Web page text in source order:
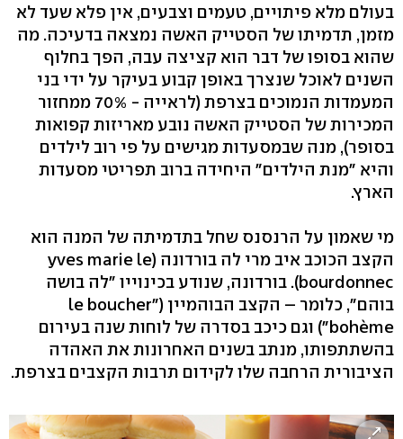
בעולם מלא פיתויים, טעמים וצבעים, אין פלא שעד לא
מזמן, תדמיתו של הסטייק האשה נמצאה בדעיכה. מה
שהוא בסופו של דבר הוא קציצה עבה, הפך בחלוף
השנים לאוכל שנצרך באופן קבוע בעיקר על ידי בני
המעמדות הנמוכים בצרפת (לראייה - 70% ממחזור
המכירות של הסטייק האשה נובע מאריזות קפואות
בסופר), מנה שבמסעדות מגישים על פי רוב לילדים
והיא "מנת הילדים" היחידה ברוב תפריטי מסעדות
הארץ.
מי שאמון על הרנסנס שחל בתדמיתה של המנה הוא
הקצב הכוכב איב מרי לה בורדונה (yves marie le
bourdonnec). בורדונה, שנודע בכינוייו "לה בושה
בוהם", כלומר – הקצב הבוהמיין ("le boucher
bohème") וגם כיכב בסדרה של לוחות שנה בעירום
בהשתתפותו, מנתב בשנים האחרונות את האהדה
הציבורית הרחבה שלו לקידום תרבות הקצבים בצרפת.